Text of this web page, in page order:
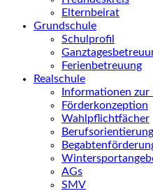
Elternbeirat
Grundschule
Schulprofil
Ferienbetreuung
Realschule
Informationen zur
Förderkonzeption
Wahlpflichtfächer
Berufsorientierung
AGs
SMV